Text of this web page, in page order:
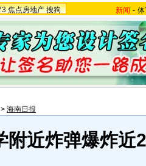
焦点房地产 搜狗 新闻 -
> 海南日报
附近炸弹爆炸近